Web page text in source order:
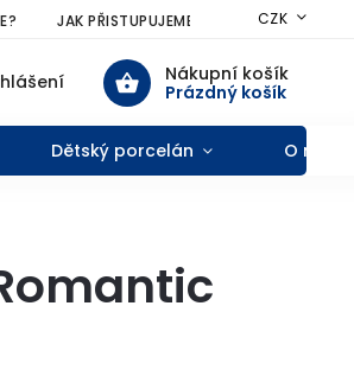
JAK PŘISTUPUJEME KE SLEVÁM?
CZK
Nákupní košík
Prázdný košík
Dětský porcelán O nás